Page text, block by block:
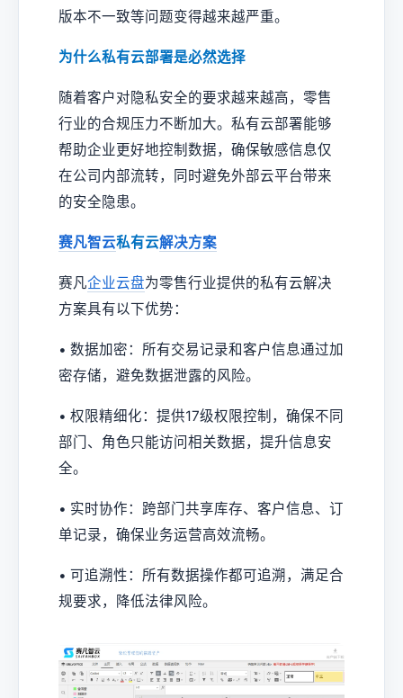
版本不一致等问题变得越来越严重。
为什么私有云部署是必然选择
随着客户对隐私安全的要求越来越高，零售
行业的合规压力不断加大。私有云部署能够
帮助企业更好地控制数据，确保敏感信息仅
在公司内部流转，同时避免外部云平台带来
的安全隐患。
赛凡智云私有云解决方案
赛凡企业云盘为零售行业提供的私有云解决
方案具有以下优势：
• 数据加密：所有交易记录和客户信息通过加
密存储，避免数据泄露的风险。
• 权限精细化：提供17级权限控制，确保不同
部门、角色只能访问相关数据，提升信息安
全。
• 实时协作：跨部门共享库存、客户信息、订
单记录，确保业务运营高效流畅。
• 可追溯性：所有数据操作都可追溯，满足合
规要求，降低法律风险。